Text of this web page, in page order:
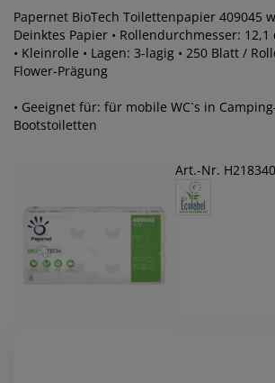
Papernet BioTech Toilettenpapier 409045
Deinktes Papier • Rollendurchmesser: 12,1
• Kleinrolle • Lagen: 3-lagig • 250 Blatt /
Flower-Prägung
• Geeignet für: für mobile WC`s in
Bootstoiletten
Art.-Nr.